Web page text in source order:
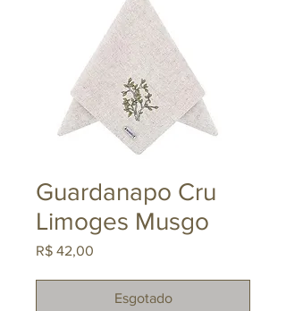
Guardanapo Cru
Limoges Musgo
R$ 42,00
Esgotado